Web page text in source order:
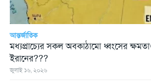
আন্তর্জাতিক
মধ্যপ্রাচ্যের সকল অবকাঠামো ধ্বংসের
ইরানের???
জুলাই ১৬, ২০২৬